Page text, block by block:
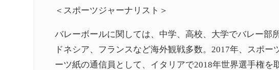
＜スポーツジャーナリスト＞
バレーボールに関しては、中学、高校、大学でバレー部
ドネシア、フランスなど海外観戦多数。2017年、スポ
ーツ紙の通信員として、イタリアで2018年世界選手権を